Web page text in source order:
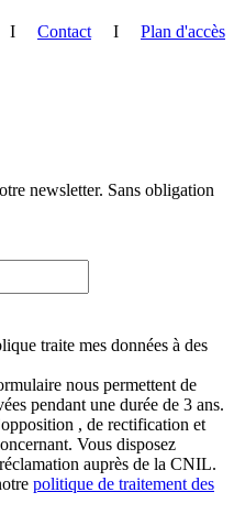
I Contact I Plan d'accès
newsletter. Sans obligation
traite mes données à des
nous permettent de
pendant une durée de 3 ans.
, de rectification et
Vous disposez
auprès de la CNIL.
politique de traitement des